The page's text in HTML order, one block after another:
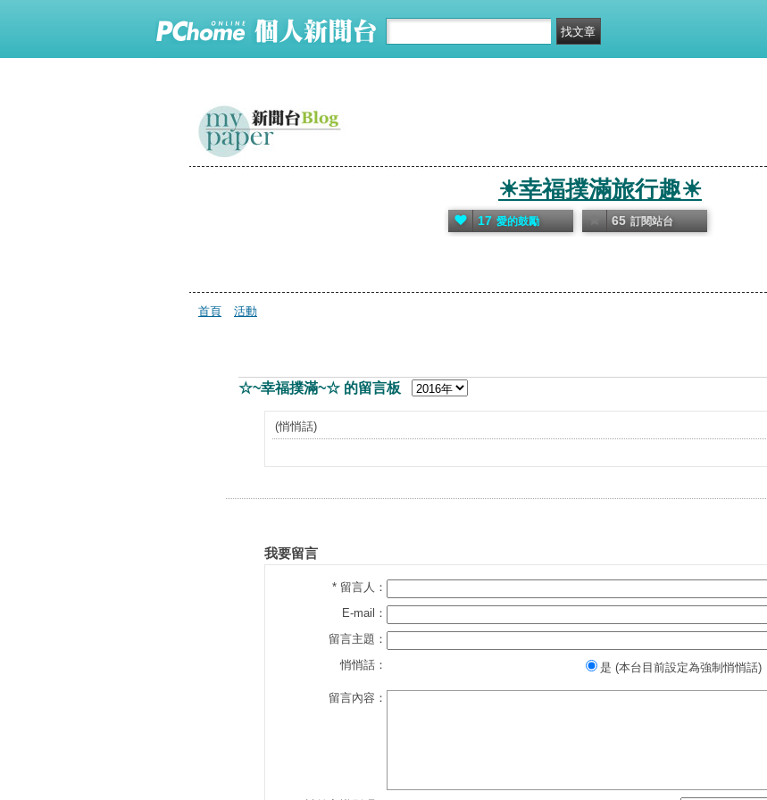
☀幸福撲滿旅行趣☀
17 愛的鼓勵 65 訂閱站台
首頁 活動
☆~幸福撲滿~☆ 的留言板
(悄悄話)
我要留言
* 留言人：
E-mail：
留言主題：
悄悄話：
是 (本台目前設定為強制悄悄話)
留言內容：